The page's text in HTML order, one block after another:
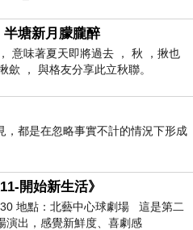
了讓童鞋棉可以在未來滴十三天裡
去操練一下，讓他們在雪地裡更勇
之叮叮噹噹 電火閃閃逝】
是去飯店休息嚕～～晚上還有活動
半塘新月朦朧醉
意味著夏天即將過去 ， 秋 ，揪也
歛 ， 與格友分享此立秋聯。
，都是在忽略事實不計的情況下形成
開始新生活》
地點：北藝中心球劇場 這是第二
演出，感覺新鮮度、喜劇感